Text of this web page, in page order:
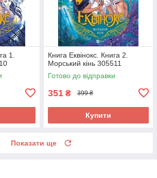
1.
Книга Еквінокс. Книга 2.
Морський кінь 305511
Готово до відправки
351 ₴ 399 ₴
Купити
Показати ще